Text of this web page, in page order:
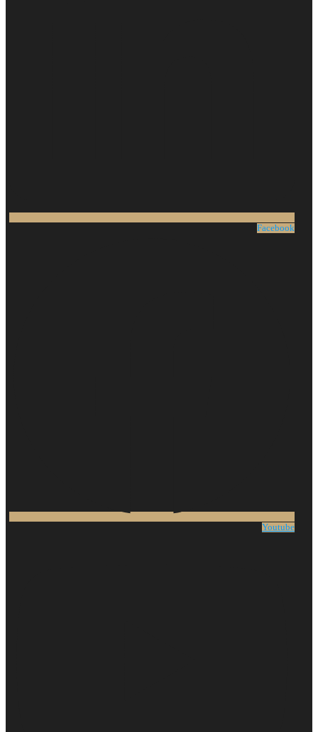
Facebook
Youtube